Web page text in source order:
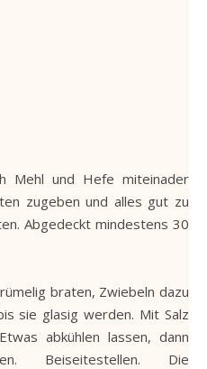
Mehl und Hefe miteinader
zugeben und alles gut zu
Abgedeckt mindestens 30
braten, Zwiebeln dazu
sie glasig werden. Mit Salz
abkühlen lassen, dann
Beiseitestellen. Die